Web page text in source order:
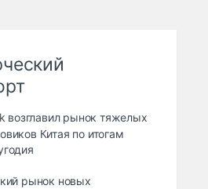
возглавил рынок тяжелых
Китая по итогам
рынок новых